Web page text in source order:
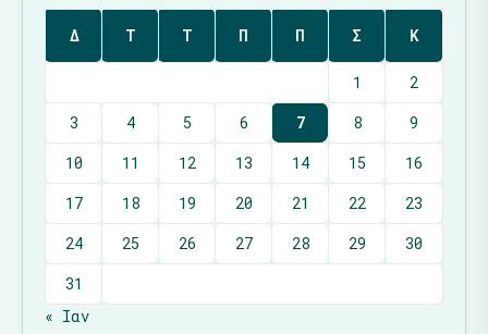
Δ Τ Τ Π Π Σ Κ
1
2
3
4 5 6 7 8
9
10
11 12 13 14 15
16
17
18 19 20 21 22
23
24
25 26 27 28 29
30
31
« Ιαν